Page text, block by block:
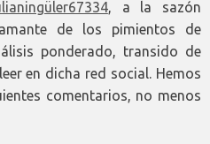
, a la sazón
de los pimientos de
ponderado, transido de
en dicha red social. Hemos
comentarios, no menos